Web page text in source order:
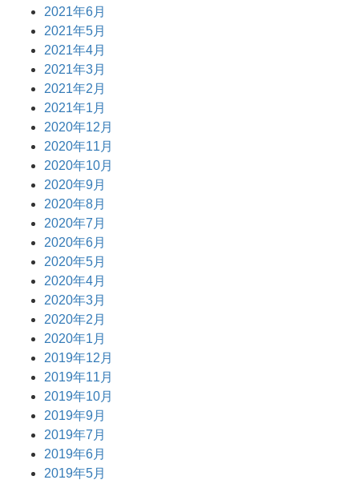
2021年6月
2021年5月
2021年4月
2021年3月
2021年2月
2021年1月
2020年12月
2020年11月
2020年10月
2020年9月
2020年8月
2020年7月
2020年6月
2020年5月
2020年4月
2020年3月
2020年2月
2020年1月
2019年12月
2019年11月
2019年10月
2019年9月
2019年7月
2019年6月
2019年5月